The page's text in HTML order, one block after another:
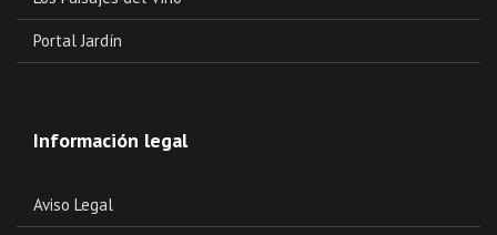
Portal Jardín
Información legal
Aviso Legal